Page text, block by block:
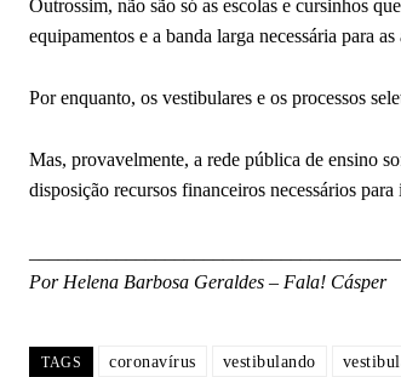
Outrossim, não são só as escolas e cursinhos
equipamentos e a banda larga necessária para
Por enquanto, os vestibulares e os processos
Mas, provavelmente, a rede pública de ensino
disposição recursos financeiros necessários
Por Helena Barbosa Geraldes – Fala! Cásper
TAGS coronavírus vestibulando